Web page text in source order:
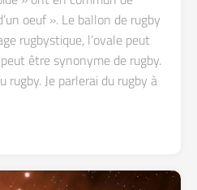
oeuf ». Le ballon de rugby
rugbystique, l’ovale peut
être synonyme de rugby.
rugby. Je parlerai du rugby à